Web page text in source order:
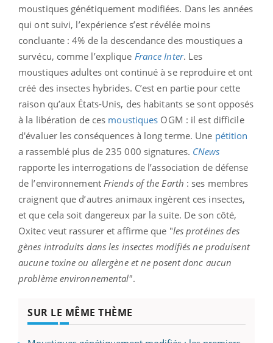
moustiques génétiquement modifiées. Dans les années
qui ont suivi, l’expérience s’est révélée moins
concluante : 4% de la descendance des moustiques a
survécu, comme l’explique France Inter. Les
moustiques adultes ont continué à se reproduire et ont
créé des insectes hybrides. C’est en partie pour cette
raison qu’aux États-Unis, des habitants se sont opposés
à la libération de ces moustiques OGM : il est difficile
d'évaluer les conséquences à long terme. Une pétition
a rassemblé plus de 235 000 signatures. CNews
rapporte les interrogations de l’association de défense
de l’environnement Friends of the Earth : ses membres
craignent que d’autres animaux ingèrent ces insectes,
et que cela soit dangereux par la suite. De son côté,
Oxitec veut rassurer et affirme que "les protéines des
gènes introduits dans les insectes modifiés ne produisent
aucune toxine ou allergène et ne posent donc aucun
problème environnemental".
SUR LE MÊME THÈME